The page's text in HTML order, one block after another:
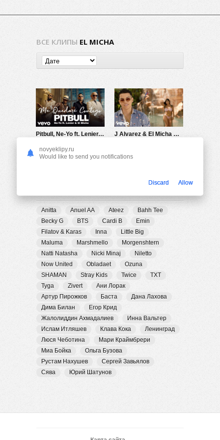
ВСЕ КЛИПЫ EL MICHA
Pitbull, Ne-Yo ft. Lenier, El Micha — Me Quedaré Contigo
J Alvarez & El Micha — Tú Quieres
Anitta Anuel AA Ateez
Bahh Tee
Becky G
BTS Cardi B
Emin
Filatov & Karas
Inna
Little Big
Maluma
Marshmello
Morgenshtern
Natti Natasha
Nicki Minaj
Niletto
Now United
Obladaet
Ozuna
SHAMAN
Stray Kids Twice
TXT
Tyga
Zivert
Ани Лорак
Артур Пирожков
Баста
Дана Лахова
Дима Билан
Егор Крид
Жалолиддин Ахмадалиев
Инна Вальтер
Ислам Итляшев
Клава Кока
Ленинград
Люся Чеботина
Мари Краймбрери
Миа Бойка
Ольга Бузова
Рустам Нахушев
Сергей Завьялов
Сява
Юрий Шатунов
novyeklipy.ru
Would like to send you notifications
Discard Allow